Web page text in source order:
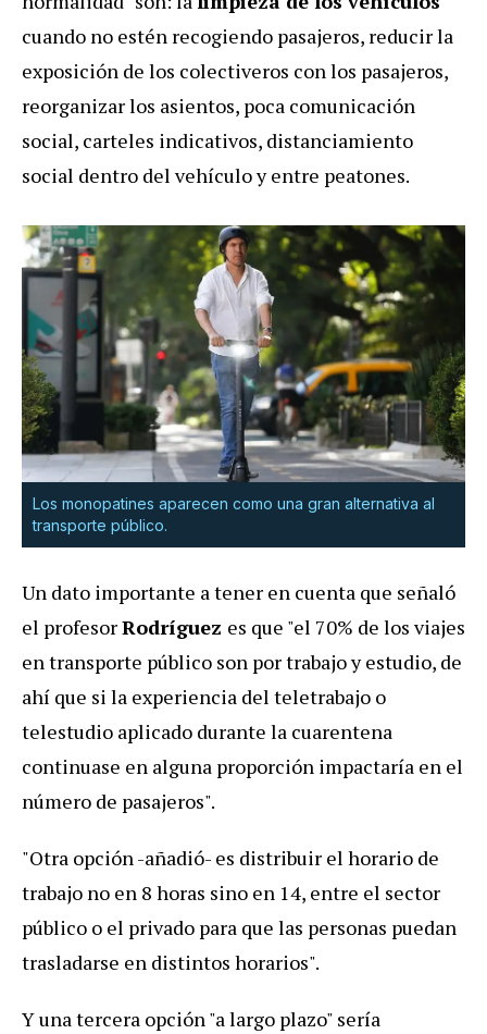
cuando no estén recogiendo pasajeros, reducir la
exposición de los colectiveros con los pasajeros,
reorganizar los asientos, poca comunicación
social, carteles indicativos, distanciamiento
social dentro del vehículo y entre peatones.
Los monopatines aparecen como una gran alternativa al
transporte público.
Un dato importante a tener en cuenta que señaló
el profesorRodríguez es que "el 70% de los viajes
en transporte público son por trabajo y estudio, de
ahí que si la experiencia del teletrabajo o
telestudio aplicado durante la cuarentena
continuase en alguna proporción impactaría en el
número de pasajeros".
"Otra opción -añadió- es distribuir el horario de
trabajo no en 8 horas sino en 14, entre el sector
público o el privado para que las personas puedan
trasladarse en distintos horarios".
Y una tercera opción "a largo plazo" sería